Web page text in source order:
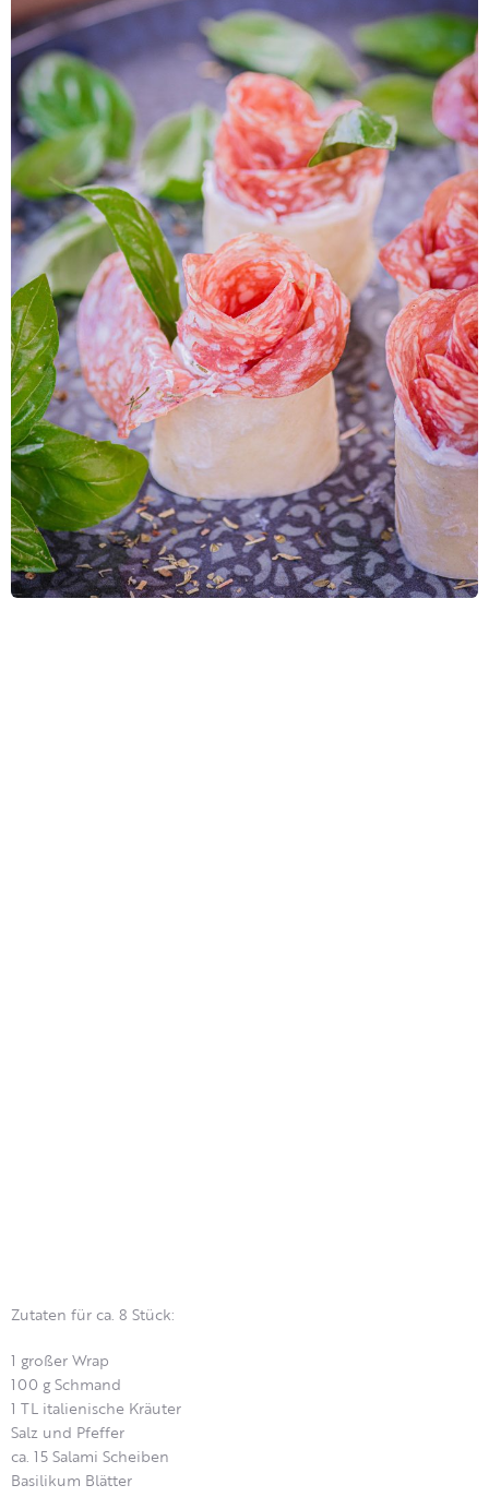
Zutaten für ca. 8 Stück:
1 großer Wrap
100 g Schmand
1 TL italienische Kräuter
Salz und Pfeffer
ca. 15 Salami Scheiben
Basilikum Blätter